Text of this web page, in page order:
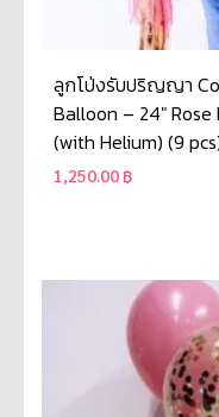
ลูกโป่งรับปริญญา
Balloon – 24″
(with Helium) (9
1,250.00 ฿